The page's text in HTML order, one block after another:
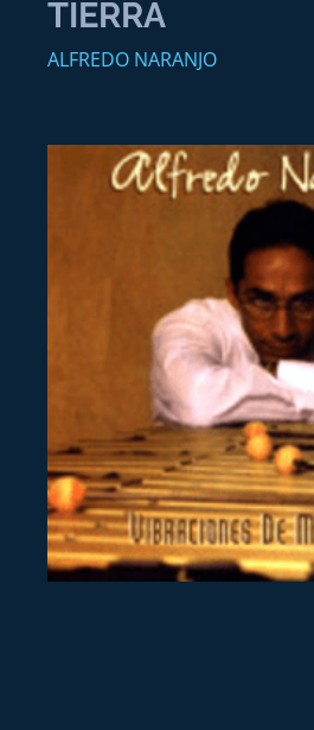
TIERRA
ALFREDO NARANJO